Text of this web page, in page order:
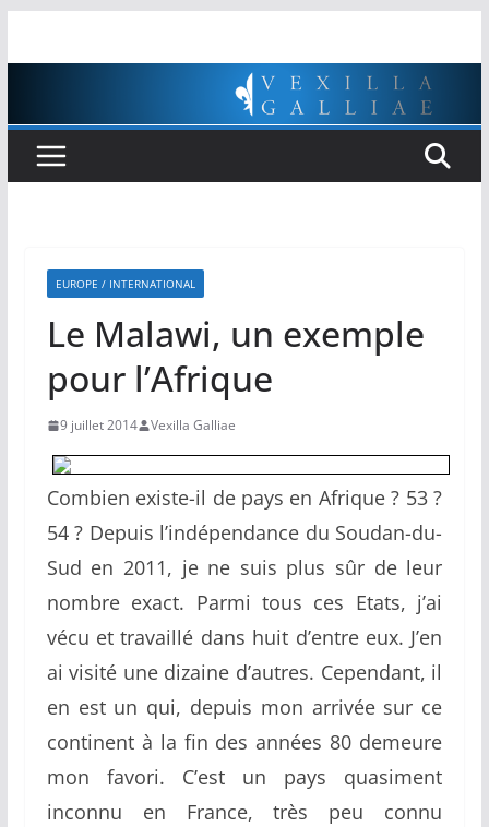
EUROPE / INTERNATIONAL
Le Malawi, un exemple
pour l’Afrique
9 juillet 2014 Vexilla Galliae
Combien existe-il de pays en Afrique ? 53 ?
54 ? Depuis l’indépendance du Soudan-du-
Sud en 2011, je ne suis plus sûr de leur
nombre exact. Parmi tous ces Etats, j’ai
vécu et travaillé dans huit d’entre eux. J’en
ai visité une dizaine d’autres. Cependant, il
en est un qui, depuis mon arrivée sur ce
continent à la fin des années 80 demeure
mon favori. C’est un pays quasiment
inconnu en France, très peu connu